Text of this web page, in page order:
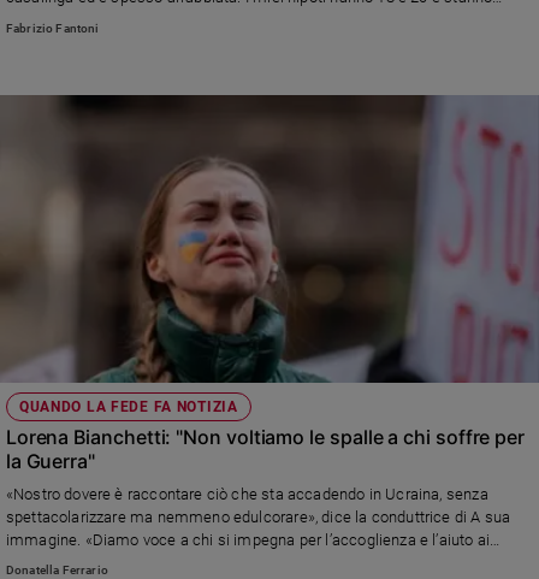
vivendo un'adolescenza sofferente a causa della tensione in casa. Mi
Fabrizio Fantoni
QUANDO LA FEDE FA NOTIZIA
Lorena Bianchetti: "Non voltiamo le spalle a chi soffre per
la Guerra"
«Nostro dovere è raccontare ciò che sta accadendo in Ucraina, senza
spettacolarizzare ma nemmeno edulcorare», dice la conduttrice di A sua
immagine. «Diamo voce a chi si impegna per l’accoglienza e l’aiuto ai
profughi»
Donatella Ferrario